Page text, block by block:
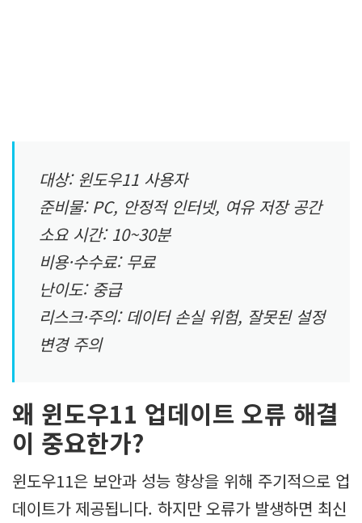
대상: 윈도우11 사용자
준비물: PC, 안정적 인터넷, 여유 저장 공간
소요 시간: 10~30분
비용·수수료: 무료
난이도: 중급
리스크·주의: 데이터 손실 위험, 잘못된 설정
변경 주의
왜 윈도우11 업데이트 오류 해결
이 중요한가?
윈도우11은 보안과 성능 향상을 위해 주기적으로 업
데이트가 제공됩니다. 하지만 오류가 발생하면 최신